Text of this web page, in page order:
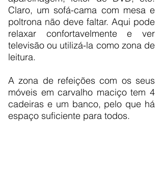
Claro, um sofá-cama com mesa e
poltrona não deve faltar. Aqui pode
relaxar confortavelmente e ver
televisão ou utilizá-la como zona de
leitura.
A zona de refeições com os seus
móveis em carvalho maciço tem 4
cadeiras e um banco, pelo que há
espaço suficiente para todos.